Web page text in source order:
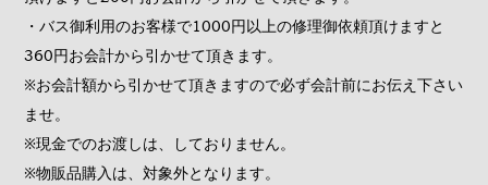
・バス御利用のお客様で1000円以上の修理御依頼頂けますと
360円お会計から引かせて頂きます。
※お会計額から引かせて頂きますので必ず会計前にお伝え下さい
ませ。
※現金でのお渡しは、しておりません。
※物販品購入は、対象外となります。